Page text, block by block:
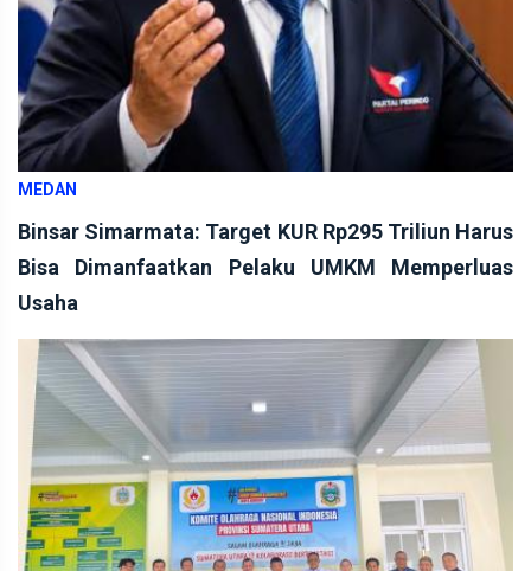
MEDAN
Binsar Simarmata: Target KUR Rp295 Triliun Harus
Bisa Dimanfaatkan Pelaku UMKM Memperluas
Usaha